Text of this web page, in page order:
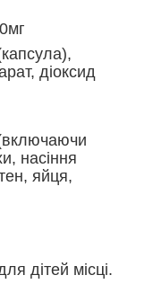
діоксид
насіння
яйця,
дітей місці.